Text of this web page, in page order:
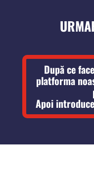
După ce
platforma
Apoi